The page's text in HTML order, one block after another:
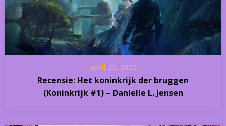
april 22, 2022
Recensie: Het koninkrijk der bruggen
(Koninkrijk #1) – Danielle L. Jensen